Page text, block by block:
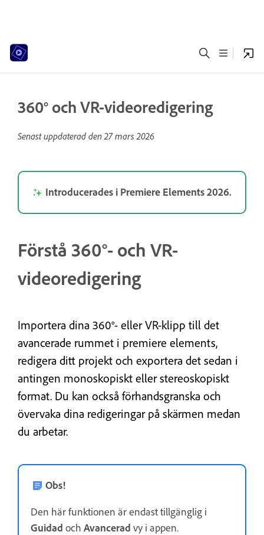
360° och VR-videoredigering
Senast uppdaterad den27 mars 2026
Introducerades i Premiere Elements 2026.
Förstå 360°- och VR-
videoredigering
Importera dina 360°- eller VR-klipp till det
avancerade rummet i premiere elements,
redigera ditt projekt och exportera det sedan i
antingen monoskopiskt eller stereoskopiskt
format. Du kan också förhandsgranska och
övervaka dina redigeringar på skärmen medan
du arbetar.
Obs!
Den här funktionen är endast tillgänglig i
Guidad och Avancerad vy i appen.